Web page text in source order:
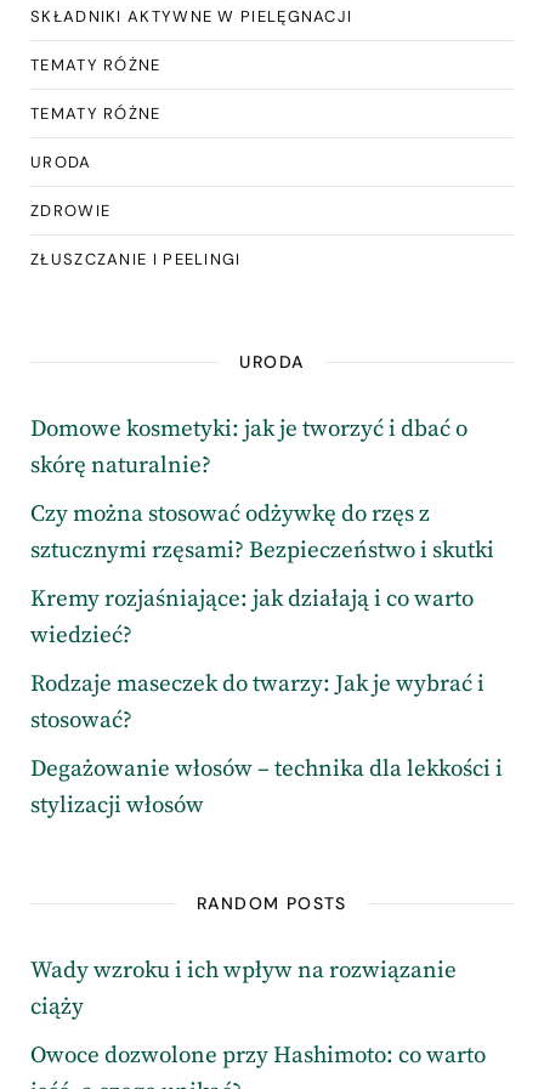
SKŁADNIKI AKTYWNE W PIELĘGNACJI
TEMATY RÓŻNE
TEMATY RÓŻNE
URODA
ZDROWIE
ZŁUSZCZANIE I PEELINGI
URODA
Domowe kosmetyki: jak je tworzyć i dbać o
skórę naturalnie?
Czy można stosować odżywkę do rzęs z
sztucznymi rzęsami? Bezpieczeństwo i skutki
Kremy rozjaśniające: jak działają i co warto
wiedzieć?
Rodzaje maseczek do twarzy: Jak je wybrać i
stosować?
Degażowanie włosów – technika dla lekkości i
stylizacji włosów
RANDOM POSTS
Wady wzroku i ich wpływ na rozwiązanie
ciąży
Owoce dozwolone przy Hashimoto: co warto